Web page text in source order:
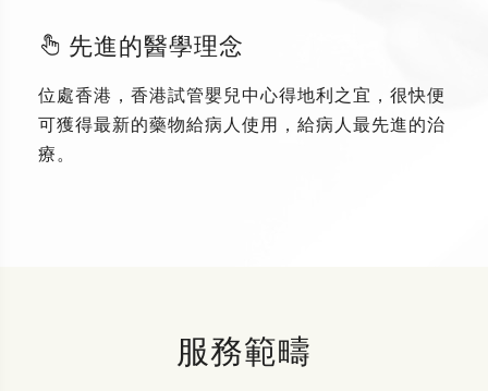
先進的醫學理念
位處香港，香港試管嬰兒中心得地利之宜，很快便
可獲得最新的藥物給病人使用，給病人最先進的治
療。
服務範疇